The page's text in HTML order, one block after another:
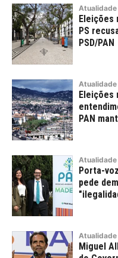
Atualidade
Eleições
PS
PSD/PAN
Atualidade
Eleições
PAN
Atualidade
Porta-
pede
Atualidade
Miguel